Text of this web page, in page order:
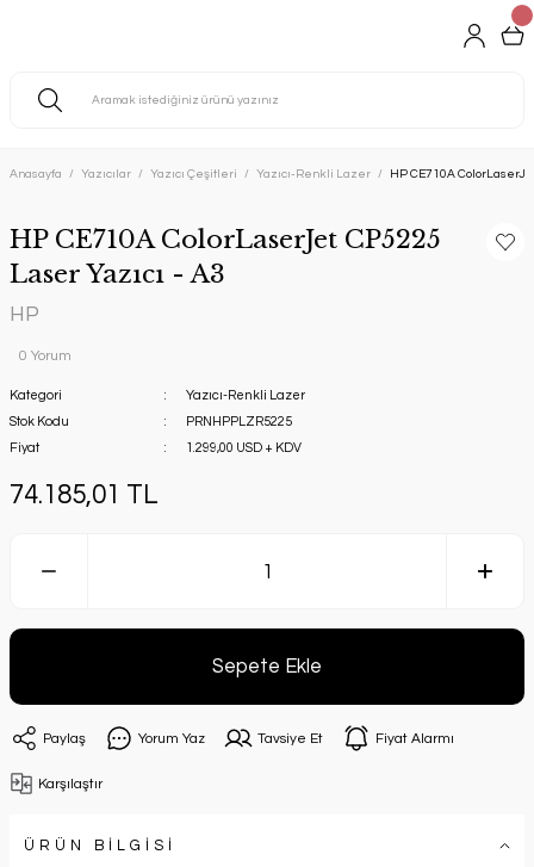
Anasayfa Yazıcılar Yazıcı Çeşitleri Yazıcı-Renkli Lazer HP CE710A
HP CE710A ColorLaserJet CP5225
Laser Yazıcı - A3
HP
0 Yorum
Kategori
Yazıcı-Renkli Lazer
Stok Kodu
PRNHPPLZR5225
Fiyat
1.299,00 USD + KDV
74.185,01 TL
Sepete Ekle
Paylaş Yorum Yaz Tavsiye Et Fiyat Alarmı
Karşılaştır
ÜRÜN BİLGİSİ